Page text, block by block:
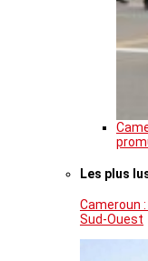
Les plus
Cameroun
Sud-Ouest